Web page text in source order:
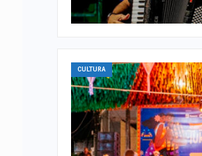
CULTURA